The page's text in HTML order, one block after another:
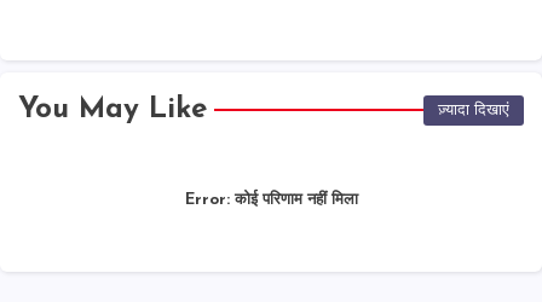
You May Like ज़्यादा दिखाएं
Error:कोई परिणाम नहीं मिला